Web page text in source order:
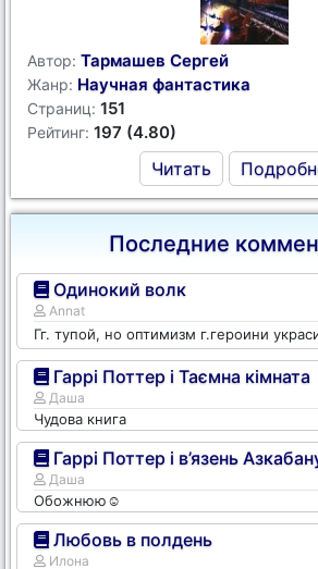
Автор: Тармашев Сергей
Жанр: Научная фантастика
Страниц: 151
Рейтинг: 197 (4.80)
Читать
Последние
Одинокий волк
Annat
Гг. тупой, но оптимизм г.героини
Гаррі Поттер і Таємна кімната
Даша
Чудова книга
Гаррі Поттер і в’язень
Даша
Обожнюю☺️
Любовь в полдень
Илона